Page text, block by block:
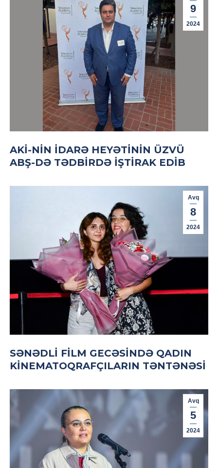
9
2024
AKİ-NIN İDARƏ HEYƏTININ ÜZVÜ
ABŞ-DƏ TƏDBIRDƏ IŞTIRAK EDIB
Avq
8
2024
SƏNƏDLI FILM GECƏSINDƏ QADIN
KINEMATOQRAFÇILARIN TƏNTƏNƏSI
Avq
5
2024